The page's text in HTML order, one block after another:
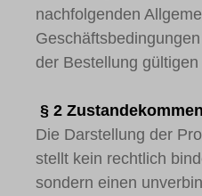
nachfolgenden
der Bestellung
§ 2
Die Darstellung der
stellt kein rechtlich
sondern einen